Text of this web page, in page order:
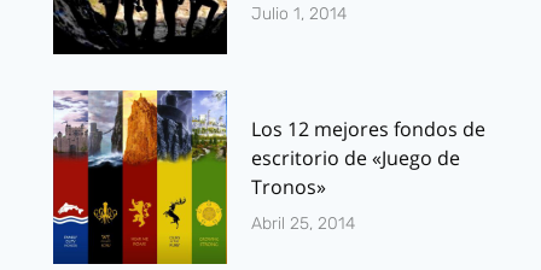
Julio 1, 2014
Los 12 mejores fondos de
escritorio de «Juego de
Tronos»
Abril 25, 2014